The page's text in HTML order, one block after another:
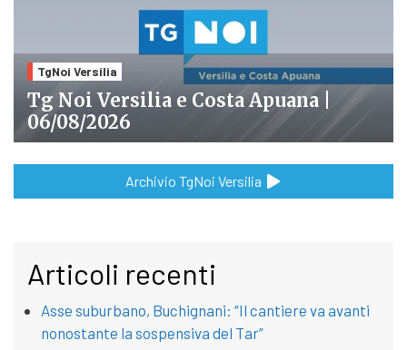
TgNoi Versilia
Tg Noi Versilia e Costa Apuana |
06/08/2026
Archivio TgNoi Versilia
Articoli recenti
Asse suburbano, Buchignani: “Il cantiere va avanti
nonostante la sospensiva del Tar”